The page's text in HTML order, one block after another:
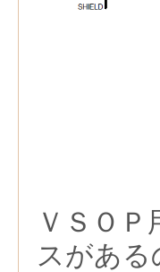
ＶＳＯ
スがある